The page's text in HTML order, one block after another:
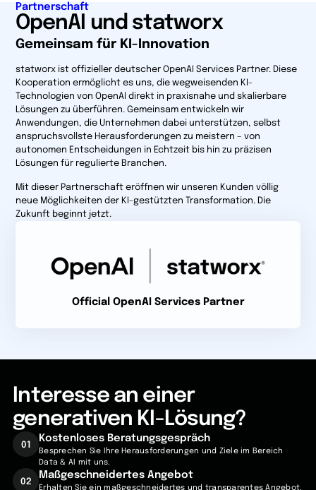
Partnerschaft
OpenAI und statworx
Gemeinsam für KI-Innovation
statworx ist offizieller deutscher OpenAI Services Partner. Diese
Kooperation ermöglicht es uns, die wegweisenden KI-
Technologien von OpenAI direkt in praxisnahe und skalierbare
Lösungen zu überführen. Gemeinsam entwickeln wir
Anwendungen, die Unternehmen dabei unterstützen, selbst
anspruchsvollste Herausforderungen zu meistern – von
autonomen Entscheidungen in Echtzeit bis hin zu präzisen
Lösungen für regulierte Branchen.
Mit dieser Partnerschaft eröffnen wir unseren Kunden völlig
neue Möglichkeiten der KI-gestützten Transformation. Die
Zukunft beginnt jetzt.
Official OpenAI Services Partner
Interesse an einer
generativen KI-Lösung?
01
Kostenloses Beratungsgespräch
Besprechen Sie Ihre Herausforderungen und Ziele im Bereich
Data & AI mit uns.
02
Maßgeschneidertes Angebot
Erhalten Sie ein maßgeschneidertes und transparentes Angebot.